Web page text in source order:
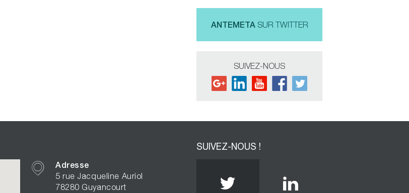
ANTEMETASUR TWITTER
SUIVEZ-NOUS
Adresse
5 rue Jacqueline Auriol
78280 Guyancourt
SUIVEZ-NOUS !
Twitter Linkedin